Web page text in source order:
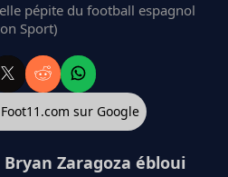
pépite du football espagnol
Sport)
sur Google
Zaragoza ébloui